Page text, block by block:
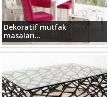
Dekoratif mutfak
masaları...